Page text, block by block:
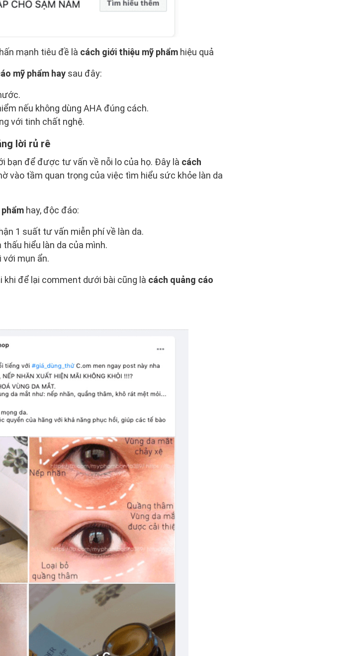
mạnh tiêu đề là cách giới thiệu mỹ phẩm hiệu quả
mỹ phẩm hay sau đây:
nếu không dùng AHA đúng cách.
với tinh chất nghệ.
lời rủ rê
bạn để được tư vấn về nỗi lo của họ. Đây là cách
vào tầm quan trọng của việc tìm hiểu sức khỏe làn da
hay, độc đáo:
1 suất tư vấn miễn phí về làn da.
hiểu làn da của mình.
với mụn ẩn.
để lại comment dưới bài cũng là cách quảng cáo